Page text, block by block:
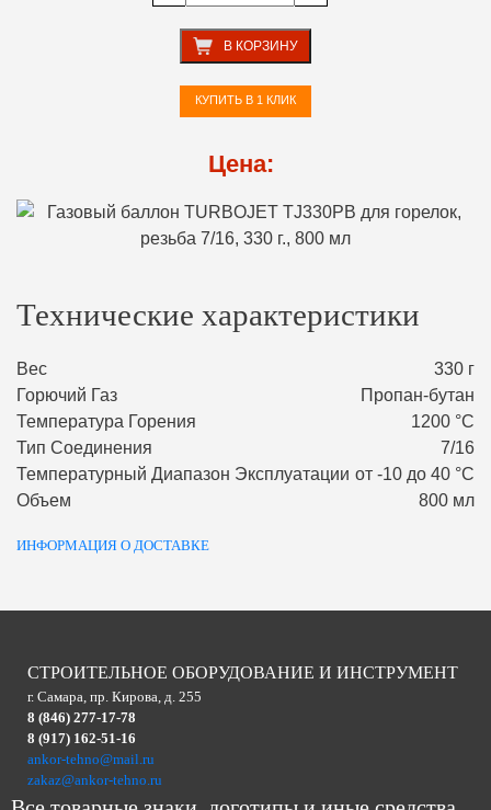
В КОРЗИНУ
КУПИТЬ В 1 КЛИК
Цена:
Технические характеристики
Вес
330 г
Горючий Газ
Пропан-бутан
Температура Горения
1200 °С
Тип Соединения
7/16
Температурный Диапазон Эксплуатации от -10 до 40 °С
Объем
800 мл
ИНФОРМАЦИЯ О ДОСТАВКЕ
СТРОИТЕЛЬНОЕ ОБОРУДОВАНИЕ И ИНСТРУМЕНТ
г. Самара, пр. Кирова, д. 255
8 (846) 277-17-78
8 (917) 162-51-16
ankor-tehno@mail.ru
zakaz@ankor-tehno.ru